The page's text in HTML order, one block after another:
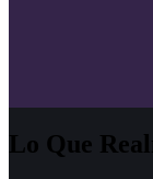
Lo Que